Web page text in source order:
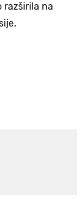
razširila na